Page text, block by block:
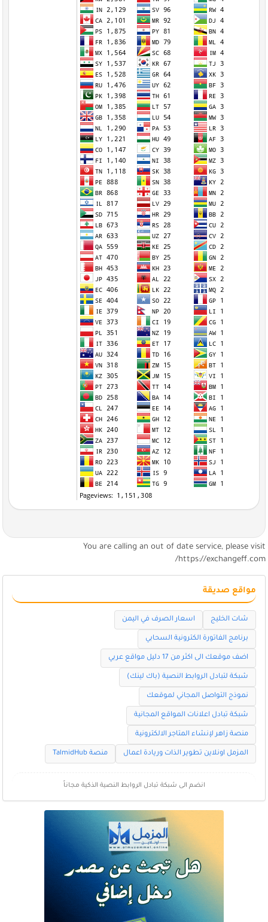
You are calling an out of date service, please visit
https://exchangeff.com/
مواقع صديقة
شات الخليج اسعار الصرف في اليمن
برنامج الفاتورة الكترونية السحابي
اضف موقعك الى اكثر من 17 دليل مواقع عربي
شبكة لتبادل الروابط النصية (باك لينك)
نموذج التواصل المجاني لموقعك
شبكة تبادل اعلانات المواقع المجانية
منصة زاهر لإنشاء المتاجر الالكترونية
المزمل اونلاين تطوير الذات وريادة اعمال منصة TalmidHub
انضم الى شبكة تبادل الروابط النصية الذكية مجاناً